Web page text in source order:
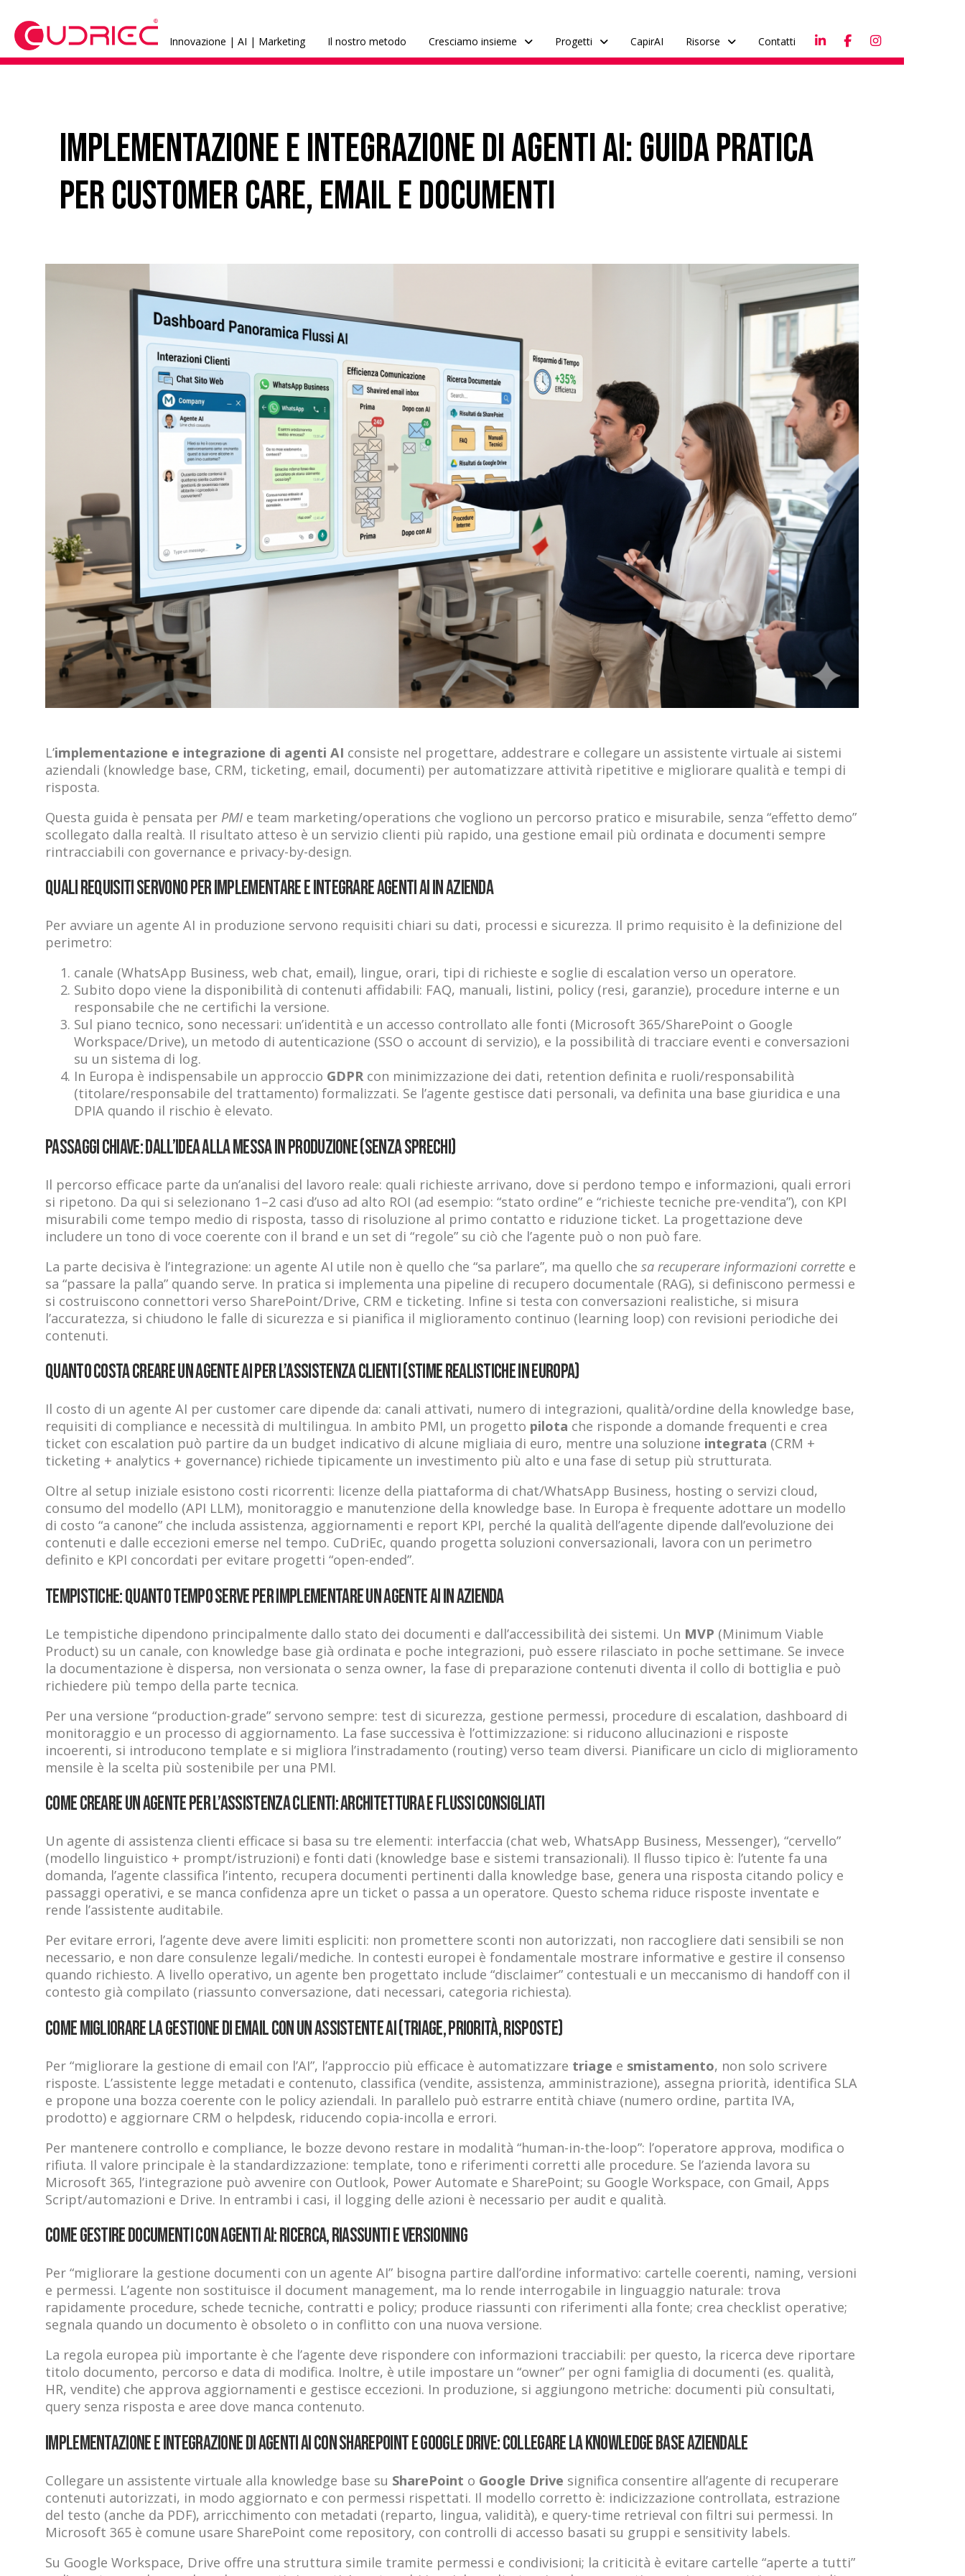
Innovazione | AI | Marketing Il nostro metodo Cresciamo insieme Progetti CapirAI Risorse Contatti
Implementazione e integrazione di agenti AI: guida pratica
per customer care, email e documenti
L’implementazione e integrazione di agenti AI consiste nel progettare, addestrare e collegare un assistente virtuale ai sistemi
aziendali (knowledge base, CRM, ticketing, email, documenti) per automatizzare attività ripetitive e migliorare qualità e tempi di
risposta.
Questa guida è pensata per PMIe team marketing/operations che vogliono un percorso pratico e misurabile, senza “effetto demo”
scollegato dalla realtà. Il risultato atteso è un servizio clienti più rapido, una gestione email più ordinata e documenti sempre
rintracciabili con governance e privacy-by-design.
Quali requisiti servono per implementare e integrare agenti AI in azienda
Per avviare un agente AI in produzione servono requisiti chiari su dati, processi e sicurezza. Il primo requisito è la definizione del
perimetro:
canale (WhatsApp Business, web chat, email), lingue, orari, tipi di richieste e soglie di escalation verso un operatore.
Subito dopo viene la disponibilità di contenuti affidabili: FAQ, manuali, listini, policy (resi, garanzie), procedure interne e un
responsabile che ne certifichi la versione.
Sul piano tecnico, sono necessari: un’identità e un accesso controllato alle fonti (Microsoft 365/SharePoint o Google
Workspace/Drive), un metodo di autenticazione (SSO o account di servizio), e la possibilità di tracciare eventi e conversazioni
su un sistema di log.
In Europa è indispensabile un approccio GDPRcon minimizzazione dei dati, retention definita e ruoli/responsabilità
(titolare/responsabile del trattamento) formalizzati. Se l’agente gestisce dati personali, va definita una base giuridica e una
DPIA quando il rischio è elevato.
Passaggi chiave: dall’idea alla messa in produzione (senza sprechi)
Il percorso efficace parte da un’analisi del lavoro reale: quali richieste arrivano, dove si perdono tempo e informazioni, quali errori
si ripetono. Da qui si selezionano 1–2 casi d’uso ad alto ROI (ad esempio: “stato ordine” e “richieste tecniche pre-vendita”), con KPI
misurabili come tempo medio di risposta, tasso di risoluzione al primo contatto e riduzione ticket. La progettazione deve
includere un tono di voce coerente con il brand e un set di “regole” su ciò che l’agente può o non può fare.
La parte decisiva è l’integrazione: un agente AI utile non è quello che “sa parlare”, ma quello che sa recuperare informazioni correttee
sa “passare la palla” quando serve. In pratica si implementa una pipeline di recupero documentale (RAG), si definiscono permessi e
si costruiscono connettori verso SharePoint/Drive, CRM e ticketing. Infine si testa con conversazioni realistiche, si misura
l’accuratezza, si chiudono le falle di sicurezza e si pianifica il miglioramento continuo (learning loop) con revisioni periodiche dei
contenuti.
Quanto costa creare un agente AI per l’assistenza clienti (stime realistiche in Europa)
Il costo di un agente AI per customer care dipende da: canali attivati, numero di integrazioni, qualità/ordine della knowledge base,
requisiti di compliance e necessità di multilingua. In ambito PMI, un progetto pilota che risponde a domande frequenti e crea
ticket con escalation può partire da un budget indicativo di alcune migliaia di euro, mentre una soluzione integrata (CRM +
ticketing + analytics + governance) richiede tipicamente un investimento più alto e una fase di setup più strutturata.
Oltre al setup iniziale esistono costi ricorrenti: licenze della piattaforma di chat/WhatsApp Business, hosting o servizi cloud,
consumo del modello (API LLM), monitoraggio e manutenzione della knowledge base. In Europa è frequente adottare un modello
di costo “a canone” che includa assistenza, aggiornamenti e report KPI, perché la qualità dell’agente dipende dall’evoluzione dei
contenuti e dalle eccezioni emerse nel tempo. CuDriEc, quando progetta soluzioni conversazionali, lavora con un perimetro
definito e KPI concordati per evitare progetti “open-ended”.
Tempistiche: quanto tempo serve per implementare un agente AI in azienda
Le tempistiche dipendono principalmente dallo stato dei documenti e dall’accessibilità dei sistemi. Un MVP (Minimum Viable
Product) su un canale, con knowledge base già ordinata e poche integrazioni, può essere rilasciato in poche settimane. Se invece
la documentazione è dispersa, non versionata o senza owner, la fase di preparazione contenuti diventa il collo di bottiglia e può
richiedere più tempo della parte tecnica.
Per una versione “production-grade” servono sempre: test di sicurezza, gestione permessi, procedure di escalation, dashboard di
monitoraggio e un processo di aggiornamento. La fase successiva è l’ottimizzazione: si riducono allucinazioni e risposte
incoerenti, si introducono template e si migliora l’instradamento (routing) verso team diversi. Pianificare un ciclo di miglioramento
mensile è la scelta più sostenibile per una PMI.
Come creare un agente per l’assistenza clienti: architettura e flussi consigliati
Un agente di assistenza clienti efficace si basa su tre elementi: interfaccia (chat web, WhatsApp Business, Messenger), “cervello”
(modello linguistico + prompt/istruzioni) e fonti dati (knowledge base e sistemi transazionali). Il flusso tipico è: l’utente fa una
domanda, l’agente classifica l’intento, recupera documenti pertinenti dalla knowledge base, genera una risposta citando policy e
passaggi operativi, e se manca confidenza apre un ticket o passa a un operatore. Questo schema riduce risposte inventate e
rende l’assistente auditabile.
Per evitare errori, l’agente deve avere limiti espliciti: non promettere sconti non autorizzati, non raccogliere dati sensibili se non
necessario, e non dare consulenze legali/mediche. In contesti europei è fondamentale mostrare informative e gestire il consenso
quando richiesto. A livello operativo, un agente ben progettato include “disclaimer” contestuali e un meccanismo di handoff con il
contesto già compilato (riassunto conversazione, dati necessari, categoria richiesta).
Come migliorare la gestione di email con un assistente AI (triage, priorità, risposte)
Per “migliorare la gestione di email con l’AI”, l’approccio più efficace è automatizzare triage e smistamento, non solo scrivere
risposte. L’assistente legge metadati e contenuto, classifica (vendite, assistenza, amministrazione), assegna priorità, identifica SLA
e propone una bozza coerente con le policy aziendali. In parallelo può estrarre entità chiave (numero ordine, partita IVA,
prodotto) e aggiornare CRM o helpdesk, riducendo copia-incolla e errori.
Per mantenere controllo e compliance, le bozze devono restare in modalità “human-in-the-loop”: l’operatore approva, modifica o
rifiuta. Il valore principale è la standardizzazione: template, tono e riferimenti corretti alle procedure. Se l’azienda lavora su
Microsoft 365, l’integrazione può avvenire con Outlook, Power Automate e SharePoint; su Google Workspace, con Gmail, Apps
Script/automazioni e Drive. In entrambi i casi, il logging delle azioni è necessario per audit e qualità.
Come gestire documenti con agenti AI: ricerca, riassunti e versioning
Per “migliorare la gestione documenti con un agente AI” bisogna partire dall’ordine informativo: cartelle coerenti, naming, versioni
e permessi. L’agente non sostituisce il document management, ma lo rende interrogabile in linguaggio naturale: trova
rapidamente procedure, schede tecniche, contratti e policy; produce riassunti con riferimenti alla fonte; crea checklist operative;
segnala quando un documento è obsoleto o in conflitto con una nuova versione.
La regola europea più importante è che l’agente deve rispondere con informazioni tracciabili: per questo, la ricerca deve riportare
titolo documento, percorso e data di modifica. Inoltre, è utile impostare un “owner” per ogni famiglia di documenti (es. qualità,
HR, vendite) che approva aggiornamenti e gestisce eccezioni. In produzione, si aggiungono metriche: documenti più consultati,
query senza risposta e aree dove manca contenuto.
Implementazione e integrazione di agenti AI con SharePoint e Google Drive: collegare la knowledge base aziendale
Collegare un assistente virtuale alla knowledge base su SharePoint o Google Drive significa consentire all’agente di recuperare
contenuti autorizzati, in modo aggiornato e con permessi rispettati. Il modello corretto è: indicizzazione controllata, estrazione
del testo (anche da PDF), arricchimento con metadati (reparto, lingua, validità), e query-time retrieval con filtri sui permessi. In
Microsoft 365 è comune usare SharePoint come repository, con controlli di accesso basati su gruppi e sensitivity labels.
Su Google Workspace, Drive offre una struttura simile tramite permessi e condivisioni; la criticità è evitare cartelle “aperte a tutti”